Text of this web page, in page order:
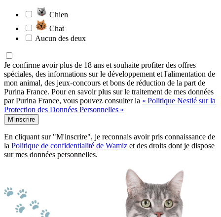
Chien
Chat
Aucun des deux
Je confirme avoir plus de 18 ans et souhaite profiter des offres
spéciales, des informations sur le développement et l'alimentation de
mon animal, des jeux-concours et bons de réduction de la part de
Purina France. Pour en savoir plus sur le traitement de mes données
par Purina France, vous pouvez consulter la « Politique Nestlé sur la
Protection des Données Personnelles »
M'inscrire
En cliquant sur "M'inscrire", je reconnais avoir pris connaissance de
la Politique de confidentialité de Wamiz et des droits dont je dispose
sur mes données personnelles.